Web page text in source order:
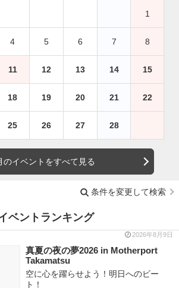
1
4 5 6 7 8
11 12 13 14 15
18 19 20 21 22
25 26 27 28
のイベントをすべて見る
条件を変更して検索
ベントランキング
2026年8月9日
真夏の夜の夢2026 in Motherport
Takamatsu
空に心を躍らせよう！明日へのビー
ト！